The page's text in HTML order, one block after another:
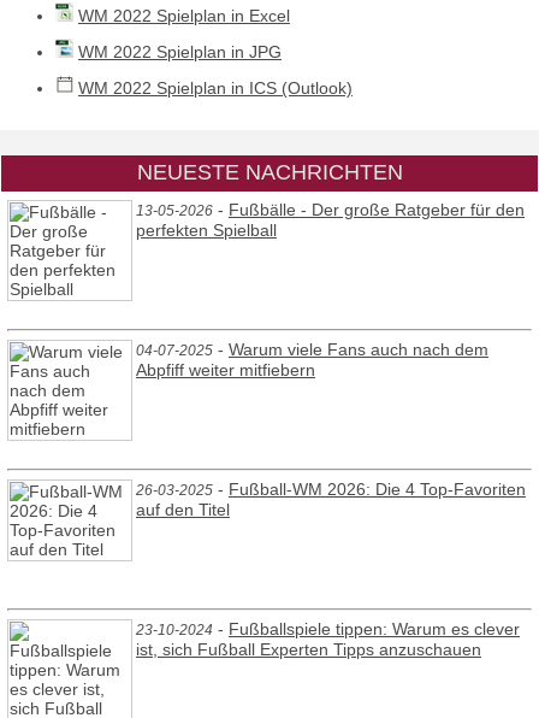
WM 2022 Spielplan in Excel
WM 2022 Spielplan in JPG
WM 2022 Spielplan in ICS (Outlook)
NEUESTE NACHRICHTEN
13-05-2026 - Fußbälle - Der große Ratgeber für den
perfekten Spielball
04-07-2025 - Warum viele Fans auch nach dem
Abpfiff weiter mitfiebern
26-03-2025 - Fußball-WM 2026: Die 4 Top-Favoriten
auf den Titel
23-10-2024 - Fußballspiele tippen: Warum es clever
ist, sich Fußball Experten Tipps anzuschauen